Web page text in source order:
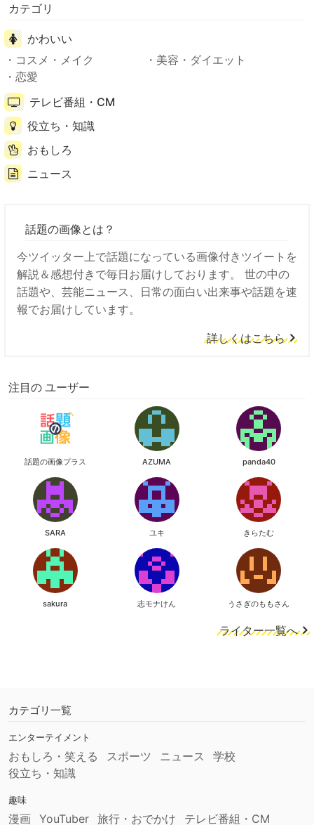
カテゴリ
かわいい
コスメ・メイク
美容・ダイエット
恋愛
テレビ番組・CM
役立ち・知識
おもしろ
ニュース
話題の画像とは？
今ツイッター上で話題になっている画像付きツイートを
解説＆感想付きで毎日お届けしております。 世の中の
話題や、芸能ニュース、日常の面白い出来事や話題を速
報でお届けしています。
詳しくはこちら
注目の ユーザー
話題の画像プラス AZUMA panda40
SARA ユキ きらたむ
sakura 志モナけん うさぎのももさん
ライター一覧へ
カテゴリ一覧
エンターテイメント
おもしろ・笑える スポーツ ニュース
学校
役立ち・知識
趣味
漫画 YouTuber 旅行・おでかけ テレビ番組・CM